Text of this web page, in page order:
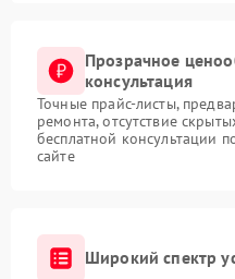
Прозрачное
консультация
Точные прайс-листы,
ремонта, отсутствие
бесплатной консультации
сайте
Широкий спектр